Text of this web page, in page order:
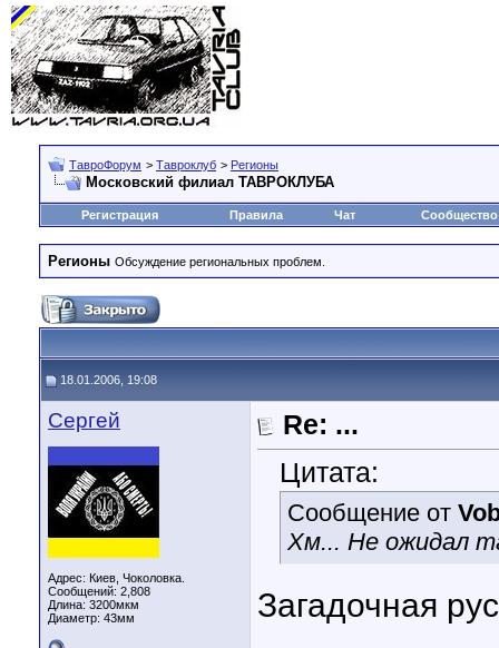
ТавроФорум > Тавроклуб > Регионы
Московский филиал ТАВРОКЛУБА
Регистрация Правила Чат Сообщество
Регионы Обсуждение региональных проблем.
18.01.2006, 19:08
Сергей
Адрес: Киев, Чоколовка.
Сообщений: 2,808
Длина: 3200мкм
Диаметр: 43мм
Re: ...
Цитата:
Сообщение от
Хм... Не ожидал
Загадочная